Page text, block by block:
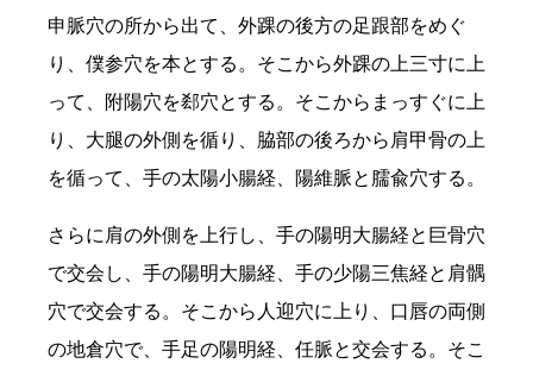
申脈穴の所から出て、外踝の後方の足跟部をめぐ
り、僕参穴を本とする。そこから外踝の上三寸に上
って、附陽穴を郄穴とする。そこからまっすぐに上
り、大腿の外側を循り、脇部の後ろから肩甲骨の上
を循って、手の太陽小腸経、陽維脈と臑兪穴する。
さらに肩の外側を上行し、手の陽明大腸経と巨骨穴
で交会し、手の陽明大腸経、手の少陽三焦経と肩髃
穴で交会する。そこから人迎穴に上り、口唇の両側
の地倉穴で、手足の陽明経、任脈と交会する。そこ